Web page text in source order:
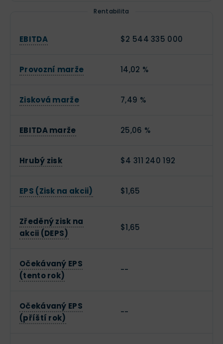
Rentabilita
EBITDA $2 544 335 000
Provozní marže 14,02 %
Zisková marže 7,49 %
EBITDA marže 25,06 %
Hrubý zisk $4 311 240 192
EPS (Zisk na akcii) $1,65
Zředěný zisk na
akcii (DEPS)
$1,65
Očekávaný EPS
(tento rok)
--
Očekávaný EPS
(příští rok)
--